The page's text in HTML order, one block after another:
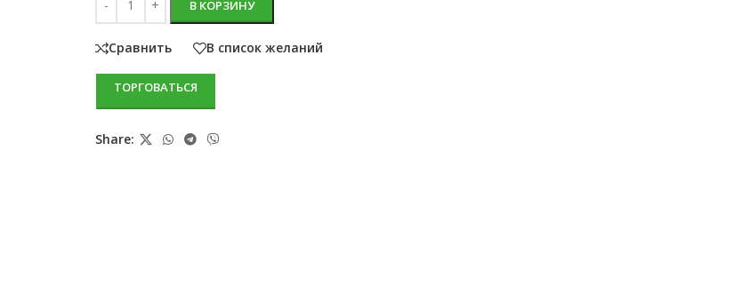
В КОРЗИНУ
Сравнить В список желаний
ТОРГОВАТЬСЯ
Share: